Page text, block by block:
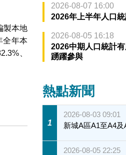
製本地
全年本
、
2026-08-07 16:00
2026年上半年人口
2026-08-05 16:18
2026中期人口統計
踴躍參與
熱點新聞
1
2026-08-03 09:01
新城A區A1至A4
2026-08-05 22:25